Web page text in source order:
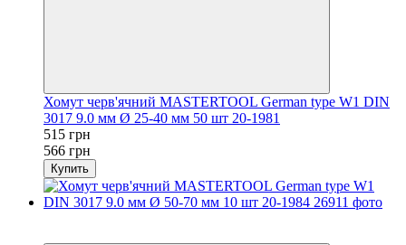
Хомут черв'ячний MASTERTOOL German type W1 DIN
3017 9.0 мм Ø 25-40 мм 50 шт 20-1981
515 грн
566 грн
Купить